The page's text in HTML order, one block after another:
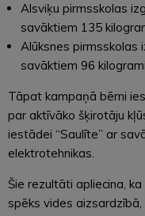
Alsviķu pirmsskolas
savāktiem 135
Alūksnes pirmsskolas
savāktiem 96
Tāpat kampaņā bērni
par aktīvāko šķirotāju
iestādei “Saulīte” ar
elektrotehnikas.
Šie rezultāti apliecina,
spēks vides